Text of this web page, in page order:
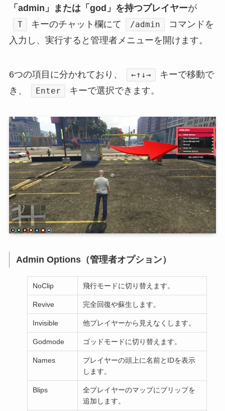
「admin」または「god」を持つプレイヤーが
T キーのチャット欄にて /admin
コマンドを
入力し、実行すると管理者メニューを開けます。
6つの項目に分かれており、 ←↑↓→
キーで移動で
き、
Enter キーで選択できます。
Admin Options（管理者オプション）
NoClip 飛行モードに切り替えます。
Revive 完全回復や蘇生します。
Invisible 他プレイヤーから見えなくします。
Godmode ゴッドモードに切り替えます。
Names
プレイヤーの頭上に名前とIDを表示
します。
Blips
全プレイヤーのマップにブリップを
追加します。